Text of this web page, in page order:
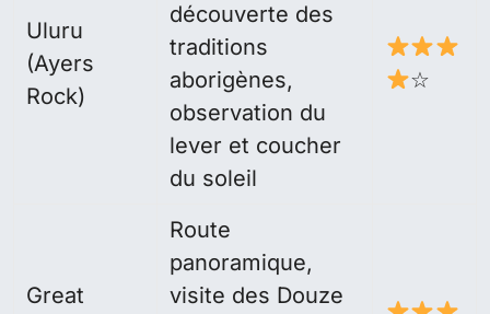
Uluru
(Ayers
Rock)
découverte des
traditions
aborigènes,
observation du
lever et coucher
du soleil
☆
Great
Route
panoramique,
visite des Douze